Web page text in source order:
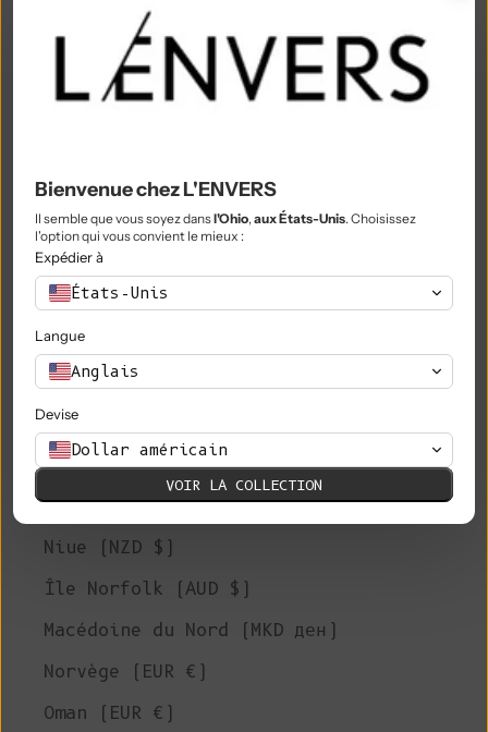
Montserrat (XCD $)
Mozambique (EUR €)
Nauru (AUD $)
Népal (NPR Rs.)
Pays-Bas (EUR €)
Nouvelle-Calédonie (XPF Fr)
Nouvelle-Zélande (NZD $)
Nicaragua (NIO C$)
Niger (XOF Fr)
Nigeria (NGN ₦)
Niue (NZD $)
Île Norfolk (AUD $)
Macédoine du Nord (MKD ден)
Norvège (EUR €)
Oman (EUR €)
Bienvenue chez L'ENVERS
Il semble que vous soyez dansl'Ohio, aux États-Unis. Choisissez
l'option qui vous convient le mieux :
Expédier à
États-Unis
Langue
Anglais
Devise
Dollar américain
VOIR LA COLLECTION